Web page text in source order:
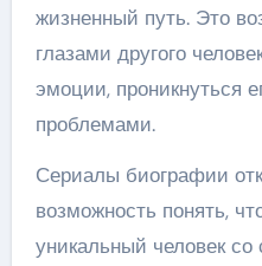
жизненный путь. Это
глазами другого
эмоции, проникнуться
проблемами.
Сериалы биографии
возможность понять,
уникальный человек